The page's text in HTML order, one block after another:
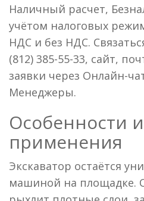
Наличный расчет,
учётом налоговых
НДС и без НДС.
(812) 385-55-33, сайт,
заявки через Онлайн-
Менеджеры.
Особенности
применения
Экскаватор остаётся
машиной на площадке.